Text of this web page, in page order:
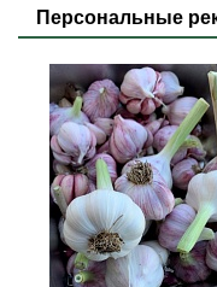
Персональные